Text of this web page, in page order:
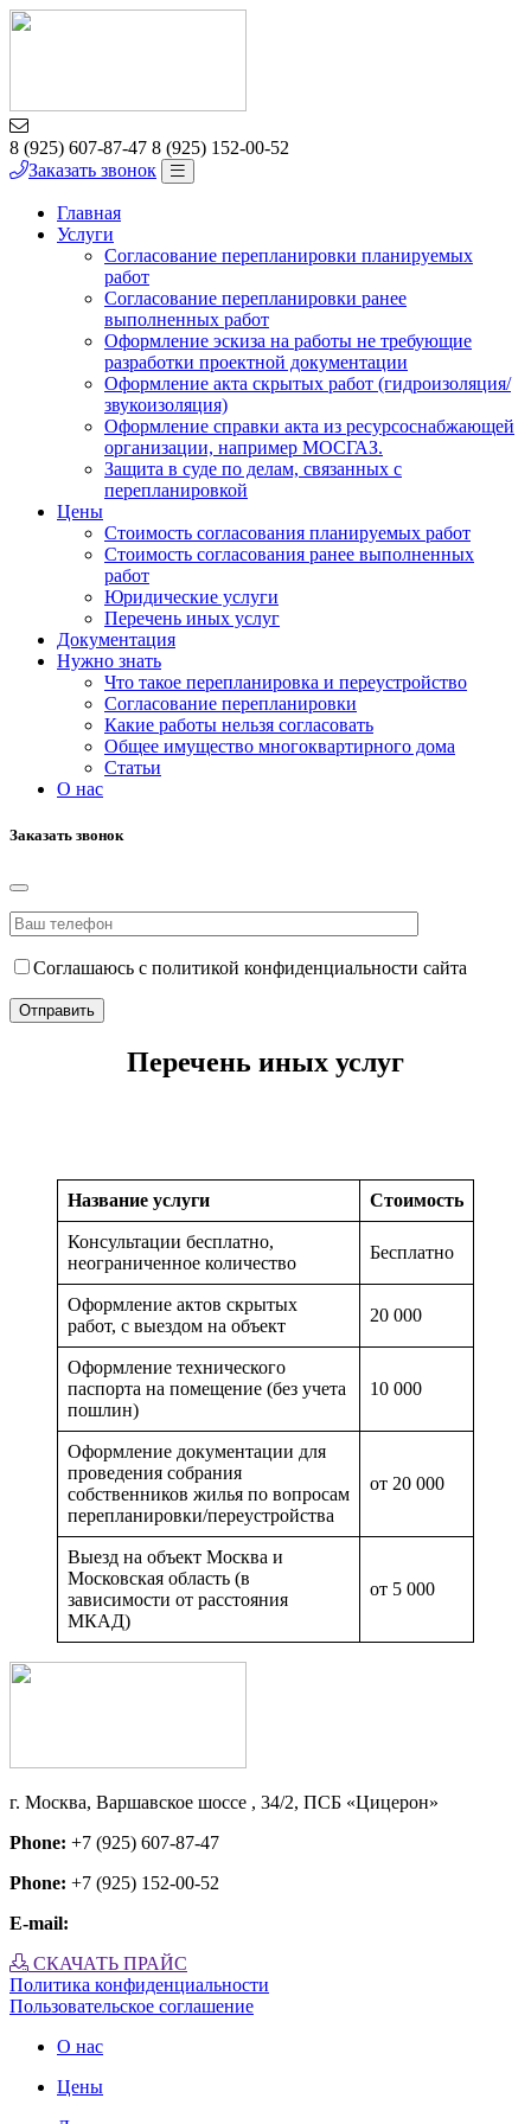
8 (925) 607-87-47 8 (925) 152-00-52
Заказать звонок
Главная
Услуги
Согласование перепланировки планируемых
работ
Согласование перепланировки ранее
выполненных работ
Оформление эскиза на работы не требующие
разработки проектной документации
Оформление акта скрытых работ (гидроизоляция/
звукоизоляция)
Оформление справки акта из ресурсоснабжающей
организации, например МОСГАЗ.
Защита в суде по делам, связанных с
перепланировкой
Цены
Стоимость согласования планируемых работ
Стоимость согласования ранее выполненных
работ
Юридические услуги
Перечень иных услуг
Документация
Нужно знать
Что такое перепланировка и переустройство
Согласование перепланировки
Какие работы нельзя согласовать
Общее имущество многоквартирного дома
Статьи
О нас
Заказать звонок
Соглашаюсь с политикой конфиденциальности сайта
Перечень иных услуг
Название услуги Стоимость
Консультации бесплатно,
неограниченное количество
Бесплатно
Оформление актов скрытых
работ, с выездом на объект
20 000
Оформление технического
паспорта на помещение (без учета
пошлин)
10 000
Оформление документации для
проведения собрания
собственников жилья по вопросам
перепланировки/переустройства
от 20 000
Выезд на объект Москва и
Московская область (в
зависимости от расстояния
МКАД)
от 5 000
г. Москва, Варшавское шоссе , 34/2, ПСБ «Цицерон»
Phone: +7 (925) 607-87-47
Phone: +7 (925) 152-00-52
E-mail:
СКАЧАТЬ ПРАЙС
Политика конфиденциальности
Пользовательское соглашение
О нас
Цены